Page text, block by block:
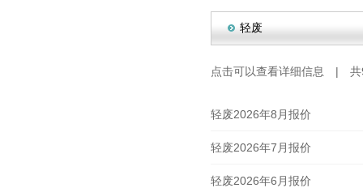
轻废
点击可以查看详细信息 |
轻废2026年8月报价
轻废2026年7月报价
轻废2026年6月报价